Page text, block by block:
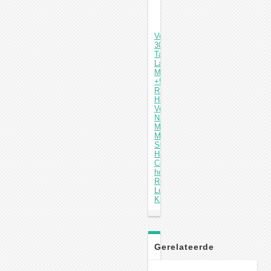
Vorige: Anyxing
300D
Tandheelkundige
Laboratorium
Micromotor
+50K
RPM
Handstuk
Volgende: SHIYANG
N3S
Micro
Motor
S05
Handstuk
Contra-
hoek
Rechte
Luchtmotor
Kit
Gerelateerde